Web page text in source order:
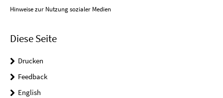
Hinweise zur Nutzung sozialer Medien
Diese Seite
Drucken
Feedback
English